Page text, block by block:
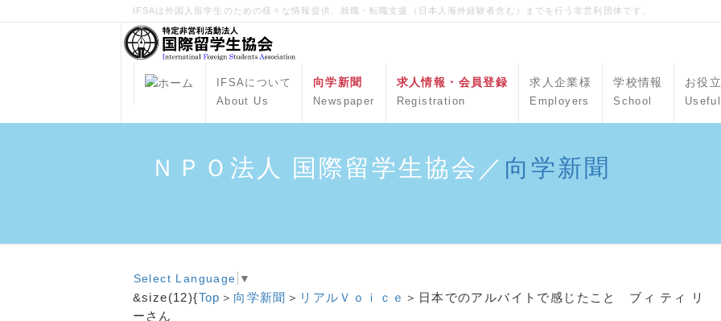
IFSAは外国人留学生のための様々な情報提供、就職・転職支援（日本人海外経験者含む）までを行う非営利団体です。
IFSAについて
About Us
向学新聞
Newspaper
求人情報・会員登録
Registration
求人企業様
Employers
学校情報
School
お役
ＮＰＯ法人 国際留学生協会／ 向学新聞
Select Language ▼
&size(12){Top ＞ 向学新聞 ＞ リアルＶｏｉｃｅ ＞日本でのアルバイトで感じたこと ブィ ティ リ
ーさん